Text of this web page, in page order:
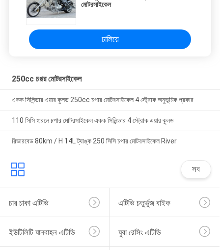
মোটরসাইকেল
চালিয়ে
250cc চপ্পর মোটরসাইকেল
একক সিলিন্ডার এয়ার কুলড 250cc চপার মোটরসাইকেল 4 স্ট্রোক অনুভূমিক প্রকার
110 সিসি হারলে চপার মোটরসাইকেল একক সিলিন্ডার 4 স্ট্রোক এয়ার কুলড
রিভারবেড 80km / H 14L ট্যাঙ্ক 250 সিসি চপার মোটরসাইকেল River
সব
চার চাকা এটিভি এটিভি চতুর্ভুজ বাইক
ইউটিলিটি যানবাহন এটিভি যুবা রেসিং এটিভি